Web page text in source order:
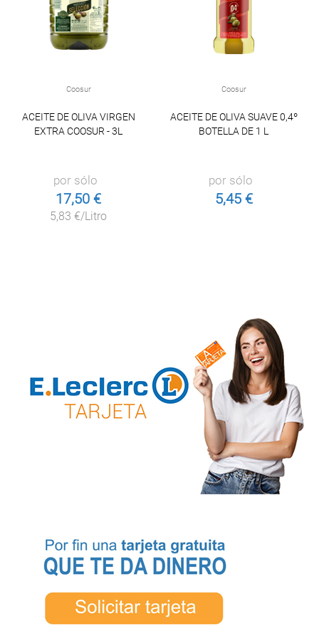
Coosur
ACEITE DE OLIVA VIRGEN
EXTRA COOSUR - 3L
por sólo
17,50 €
5,83 €/Litro
Coosur
ACEITE DE OLIVA SUAVE 0,4º
BOTELLA DE 1 L
por sólo
5,45 €